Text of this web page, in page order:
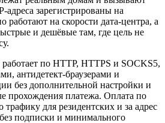
адреса зарегистрированы на
работают на скорости дата-центра, а
и дешёвые там, где цель не
по HTTP, HTTPS и SOCKS5,
антидетект-браузерами и
без дополнительной настройки и
прохождения платежа. Оплата по
трафику для резидентских и за адрес
подписки и минимального